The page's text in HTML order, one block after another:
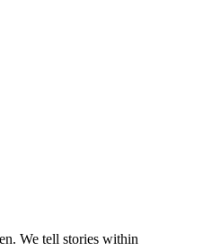
We tell stories within